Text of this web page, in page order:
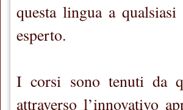
questa lingua a
esperto.
I corsi sono tenuti da
attraverso l’innovativo